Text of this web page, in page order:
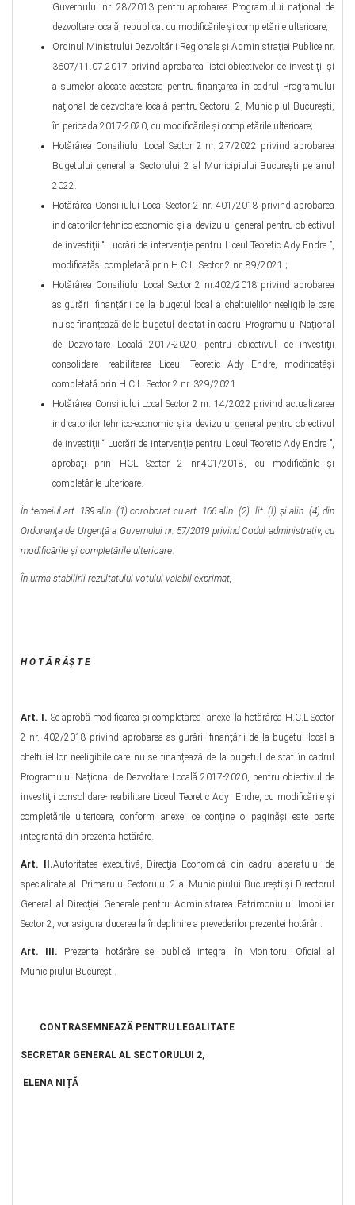
Guvernului nr. 28/2013 pentru aprobarea Programului naţional de
dezvoltare locală, republicat cu modificările şi completările ulterioare;
Ordinul Ministrului Dezvoltării Regionale şi Administraţiei Publice nr.
3607/11.07.2017 privind aprobarea listei obiectivelor de investiţii şi
a sumelor alocate acestora pentru finanţarea în cadrul Programului
naţional de dezvoltare locală pentru Sectorul 2, Municipiul Bucureşti,
în perioada 2017-2020, cu modificările şi completările ulterioare;
Hotărârea Consiliului Local Sector 2 nr. 27/2022 privind aprobarea
Bugetului general al Sectorului 2 al Municipiului Bucureşti pe anul
2022.
Hotărârea Consiliului Local Sector 2 nr. 401/2018 privind aprobarea
indicatorilor tehnico-economici şi a devizului general pentru obiectivul
de investiţii “ Lucrări de intervenţie pentru Liceul Teoretic Ady Endre ”,
modificatăşi completată prin H.C.L. Sector 2 nr. 89/2021 ;
Hotărârea Consiliului Local Sector 2 nr.402/2018 privind aprobarea
asigurării finanțării de la bugetul local a cheltuielilor neeligibile care
nu se finanțează de la bugetul de stat în cadrul Programului Național
de Dezvoltare Locală 2017-2020, pentru obiectivul de investiţii
consolidare- reabilitarea Liceul Teoretic Ady Endre, modificatăşi
completată prin H.C.L. Sector 2 nr. 329/2021
Hotărârea Consiliului Local Sector 2 nr. 14/2022 privind actualizarea
indicatorilor tehnico-economici şi a devizului general pentru obiectivul
de investiţii “ Lucrări de intervenţie pentru Liceul Teoretic Ady Endre ”,
aprobaţi prin HCL Sector 2 nr.401/2018, cu modificările şi
completările ulterioare.
În temeiul art. 139 alin. (1) coroborat cu art. 166 alin. (2) lit. (l) şi alin. (4) din
Ordonanţa de Urgenţă a Guvernului nr. 57/2019 privind Codul administrativ, cu
modificările şi completările ulterioare.
În urma stabilirii rezultatului votului valabil exprimat,
H O T Ă R ĂŞ T E
Art. I. Se aprobă modificarea şi completarea anexei la hotărârea H.C.L Sector
2 nr. 402/2018 privind aprobarea asigurării finanțării de la bugetul local a
cheltuielilor neeligibile care nu se finanțează de la bugetul de stat în cadrul
Programului Național de Dezvoltare Locală 2017-2020, pentru obiectivul de
investiţii consolidare- reabilitare Liceul Teoretic Ady Endre, cu modificările şi
completările ulterioare, conform anexei ce conține o paginăși este parte
integrantă din prezenta hotărâre.
Art. II.Autoritatea executivă, Direcţia Economică din cadrul aparatului de
specialitate al Primarului Sectorului 2 al Municipiului Bucureşti şi Directorul
General al Direcţiei Generale pentru Administrarea Patrimoniului Imobiliar
Sector 2, vor asigura ducerea la îndeplinire a prevederilor prezentei hotărâri.
Art. III. Prezenta hotărâre se publică integral în Monitorul Oficial al
Municipiului Bucureşti.
CONTRASEMNEAZĂ PENTRU LEGALITATE
SECRETAR GENERAL AL SECTORULUI 2,
ELENA NIȚĂ